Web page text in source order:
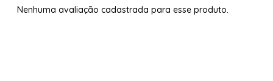
Nenhuma avaliação cadastrada para esse produto.